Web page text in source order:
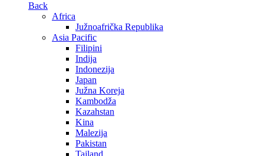
Back
Africa
Južnoafrička Republika
Asia Pacific
Filipini
Indija
Indonezija
Japan
Južna Koreja
Kambodža
Kazahstan
Kina
Malezija
Pakistan